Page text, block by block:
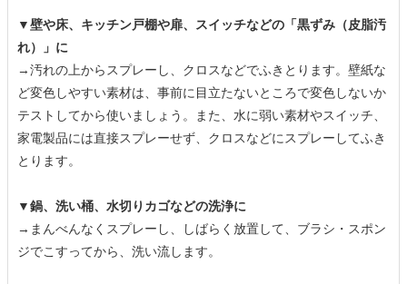
▼壁や床、キッチン戸棚や扉、スイッチなどの「黒ずみ（皮脂汚
れ）」に
→汚れの上からスプレーし、クロスなどでふきとります。壁紙な
ど変色しやすい素材は、事前に目立たないところで変色しないか
テストしてから使いましょう。また、水に弱い素材やスイッチ、
家電製品には直接スプレーせず、クロスなどにスプレーしてふき
とります。
▼鍋、洗い桶、水切りカゴなどの洗浄に
→まんべんなくスプレーし、しばらく放置して、ブラシ・スポン
ジでこすってから、洗い流します。